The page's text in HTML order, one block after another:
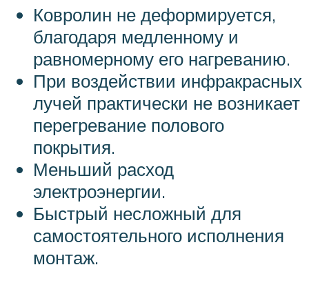
Ковролин не деформируется,
благодаря медленному и
равномерному его нагреванию.
При воздействии инфракрасных
лучей практически не возникает
перегревание полового
покрытия.
Меньший расход
электроэнергии.
Быстрый несложный для
самостоятельного исполнения
монтаж.